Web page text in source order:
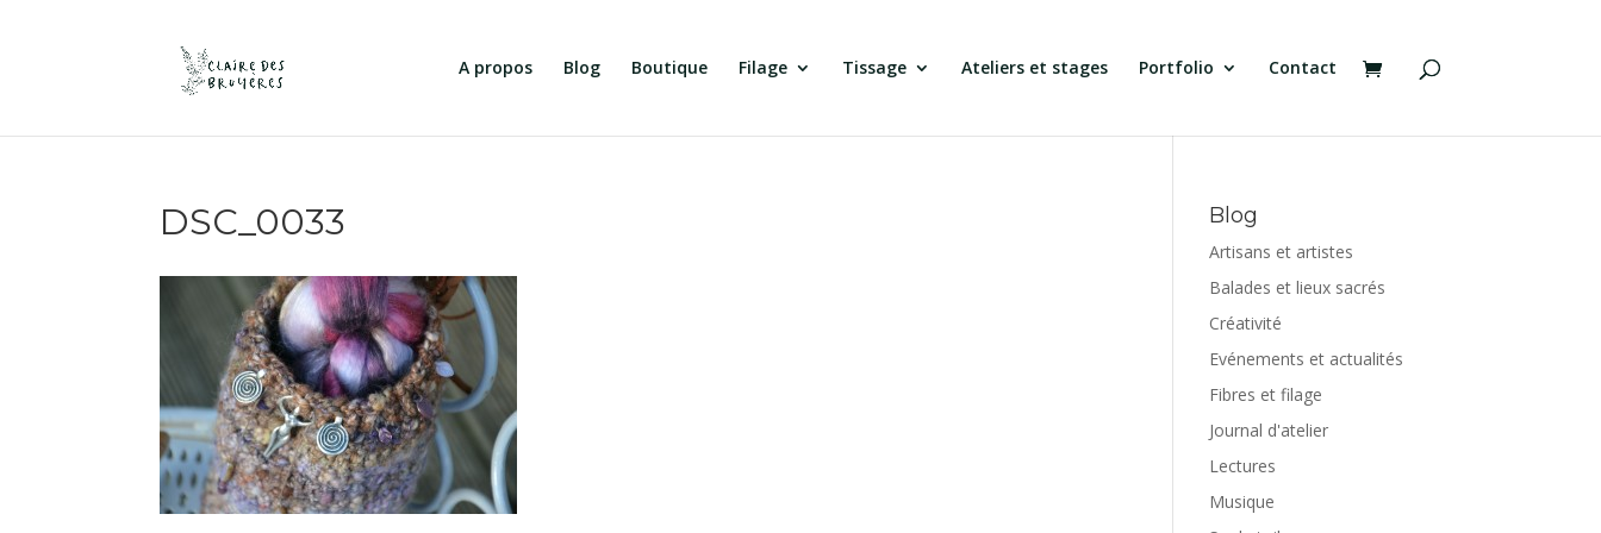
A propos Blog Boutique Filage Tissage Ateliers et stages Portfolio Contact
DSC_0033 Blog
Artisans et artistes
Balades et lieux sacrés
Créativité
Evénements et actualités
Fibres et filage
Journal d'atelier
Lectures
Musique